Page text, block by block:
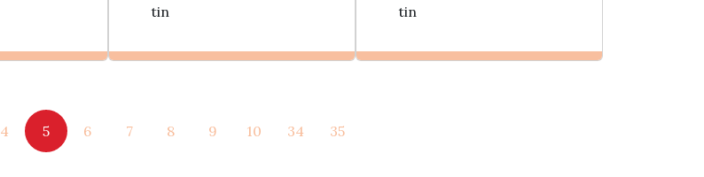
Tham vấn Interlink
tin
Tham vấn Interlink
tin
4 5 6 7 8 9 10 34 35